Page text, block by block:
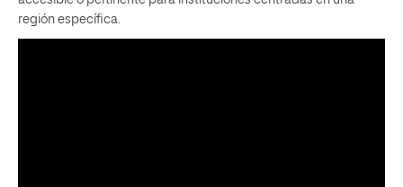
región específica.